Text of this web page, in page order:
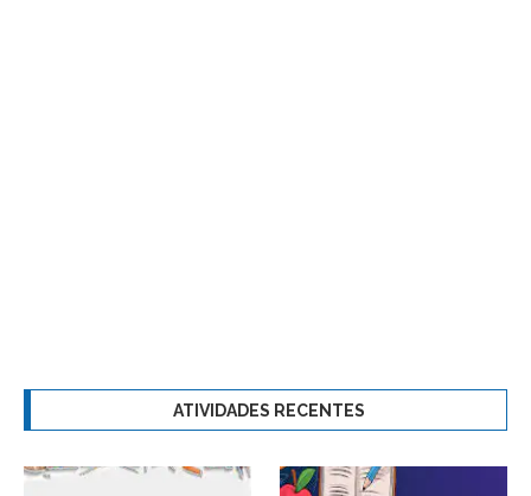
ATIVIDADES RECENTES